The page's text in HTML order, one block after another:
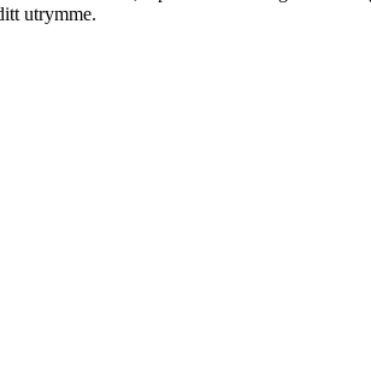
utrymme.